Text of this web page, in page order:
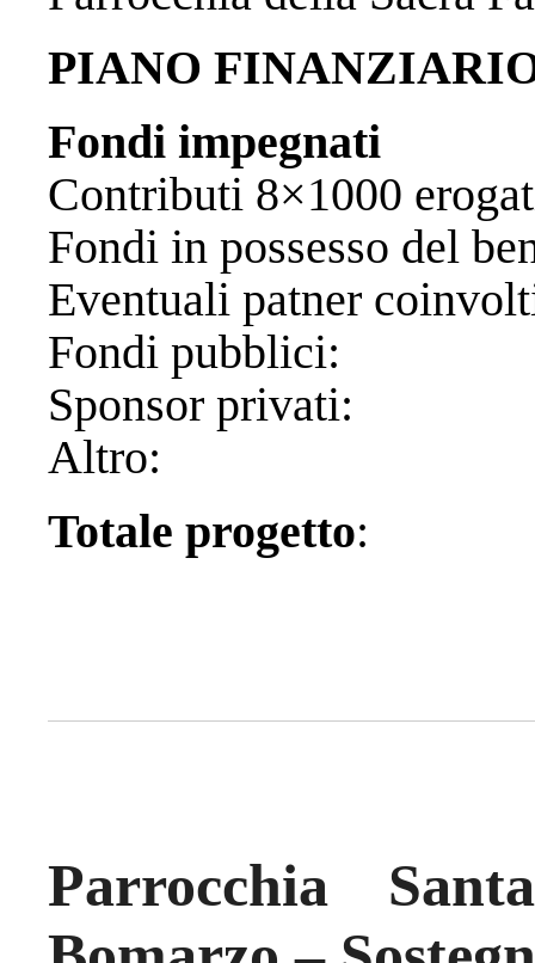
PIANO
Fondi impegnati
Contributi 8×1000
Fondi in possesso
Eventuali
Fondi
Sponsor
Altro:
Totale progetto
Parrocchia